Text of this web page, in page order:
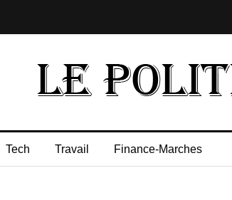
Tech Travail Finance-Marches